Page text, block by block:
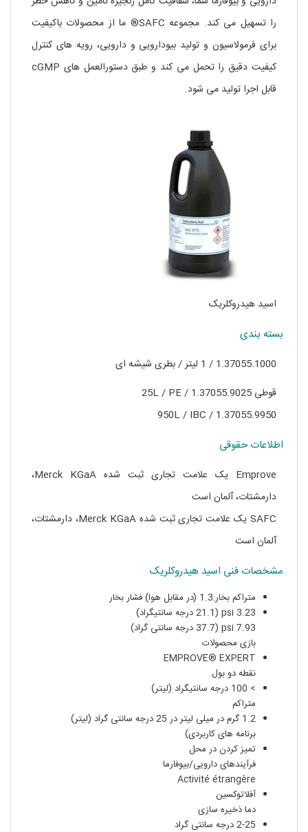
را تسهیل می کند. مجموعه SAFC® ما از محصولات باکیفیت
برای فرمولاسیون و تولید بیودارویی و دارویی، رویه های کنترل
کیفیت دقیق را تحمل می کند و طبق دستورالعمل های cGMP
قابل اجرا تولید می شود.
اسید هیدروکلریک
بسته بندی
1.37055.1000 / 1 لیتر / بطری شیشه ای
قوطی 1.37055.9025 / 25L / PE
1.37055.9950 / 950L / IBC
اطلاعات حقوقی
Emprove یک علامت تجاری ثبت شده Merck KGaA،
دارمشتات، آلمان است
SAFC یک علامت تجاری ثبت شده Merck KGaA، دارمشتات،
آلمان است
مشخصات فنی اسید هیدروکلریک
متراکم بخار:1.3 (در مقابل هوا) فشار بخار
3.23 psi (21.1 درجه سانتیگراد)
7.93 psi (37.7 درجه سانتی گراد)
بازی محصولات
EMPROVE® EXPERT
نقطه دو بول
> 100 درجه سانتیگراد (لیتر)
متراکم
1.2 گرم در میلی لیتر در 25 درجه سانتی گراد (لیتر)
برنامه های کاربردی)
تمیز کردن در محل
فرآیندهای دارویی/بیوفارما
Activité étrangère
آفلاتوکسین
دما ذخیره سازی
2-25 درجه سانتی گراد